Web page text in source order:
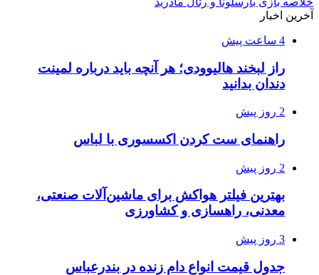
آخرین اخبار
4 ساعت پیش
راز لبخند هالیوودی؛ هر آنچه باید درباره لمینت
دندان بدانید
2 روز پیش
راهنمای ست کردن اکسسوری با لباس
2 روز پیش
بهترین فیلتر هواکش برای ماشین‌آلات صنعتی،
معدنی، راهسازی و کشاورزی
3 روز پیش
جدول قیمت انواع دام زنده در بندرعباس